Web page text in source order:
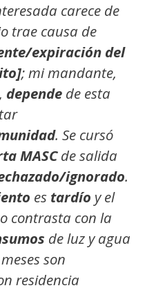
carece de
trae causa de
expiración del
; mi mandante,
, depende de esta
. Se cursó
MASCde salida
ignorado.
es tardío y el
contrasta con la
de luz y agua
meses son
residencia